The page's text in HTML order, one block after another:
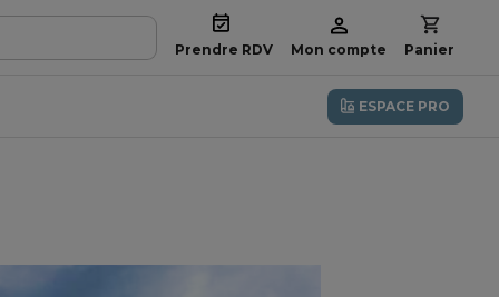
Prendre RDV Mon compte Panier
ESPACE PRO